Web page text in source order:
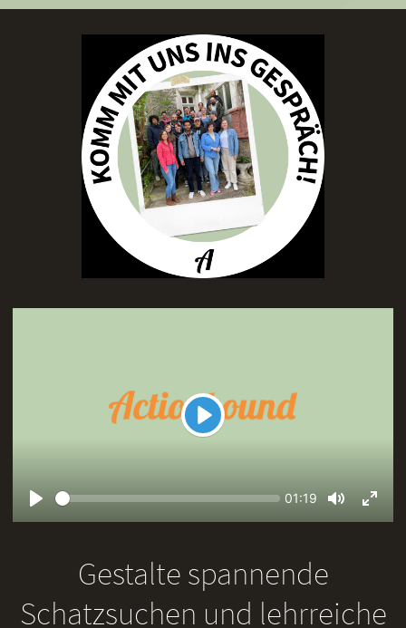
Play
Seek
Current
01:19
Mute
Gestalte spannende
Schatzsuchen und lehrreiche